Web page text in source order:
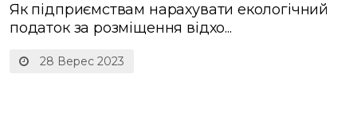
28 Верес 2023
Як підприємствам нарахувати екологічний
податок за розміщення відхо...